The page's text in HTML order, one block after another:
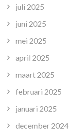
juli 2025
juni 2025
mei 2025
april 2025
maart 2025
februari 2025
januari 2025
december 2024